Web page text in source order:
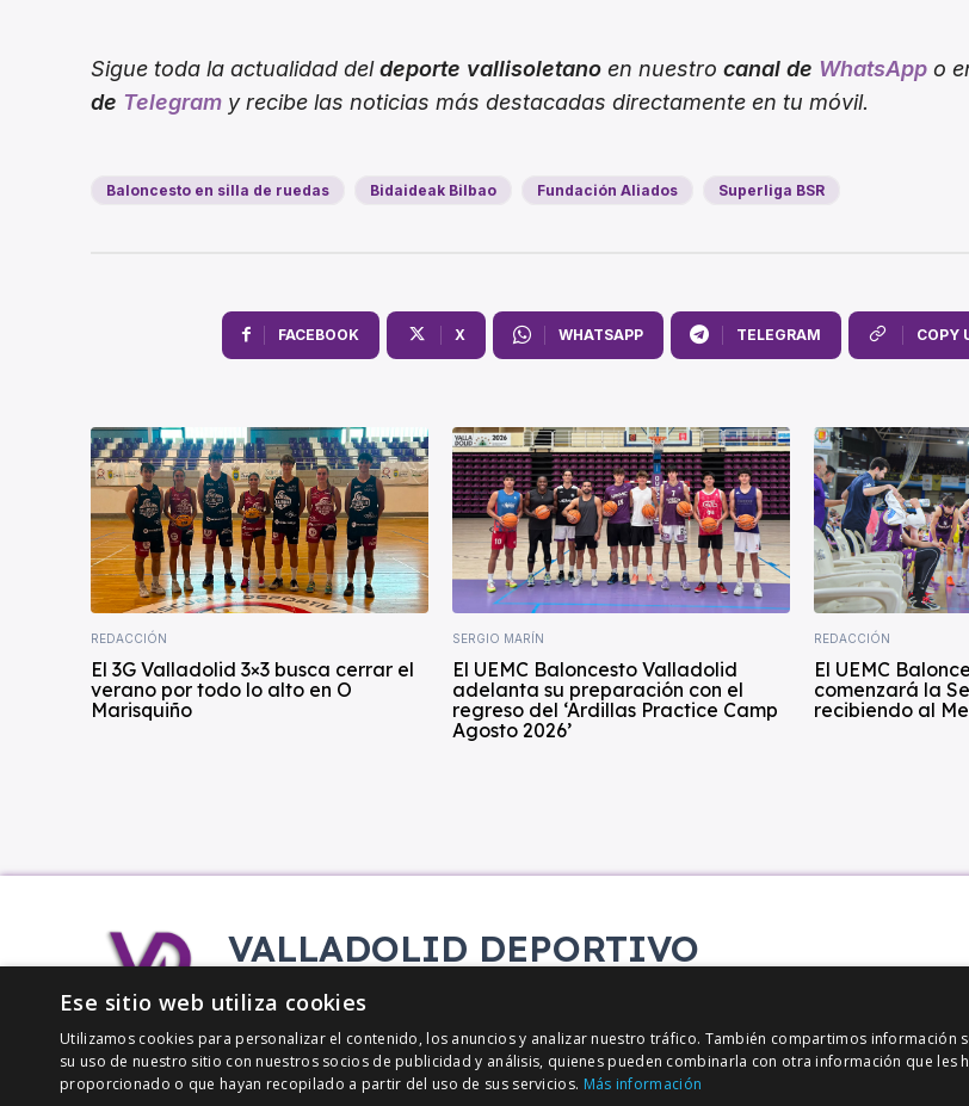
Sigue toda la actualidad deldeporte vallisoletano en nuestro canal de WhatsApp o
de Telegram y recibe las noticias más destacadas directamente en tu móvil.
Baloncesto en silla de ruedas Bidaideak Bilbao Fundación Aliados Superliga BSR
FACEBOOK X WHATSAPP TELEGRAM COPY
REDACCIÓN
El 3G Valladolid 3×3 busca cerrar el
verano por todo lo alto en O
Marisquiño
SERGIO MARÍN
El UEMC Baloncesto Valladolid
adelanta su preparación con el
regreso del ‘Ardillas Practice Camp
Agosto 2026’
REDACCIÓN
El UEMC
comenzará la
recibiendo al
VALLADOLID DEPORTIVO
Ese sitio web utiliza cookies
Utilizamos cookies para personalizar el contenido, los anuncios y analizar nuestro tráfico. También compartimos información
su uso de nuestro sitio con nuestros socios de publicidad y análisis, quienes pueden combinarla con otra información que les
proporcionado o que hayan recopilado a partir del uso de sus servicios. Más información